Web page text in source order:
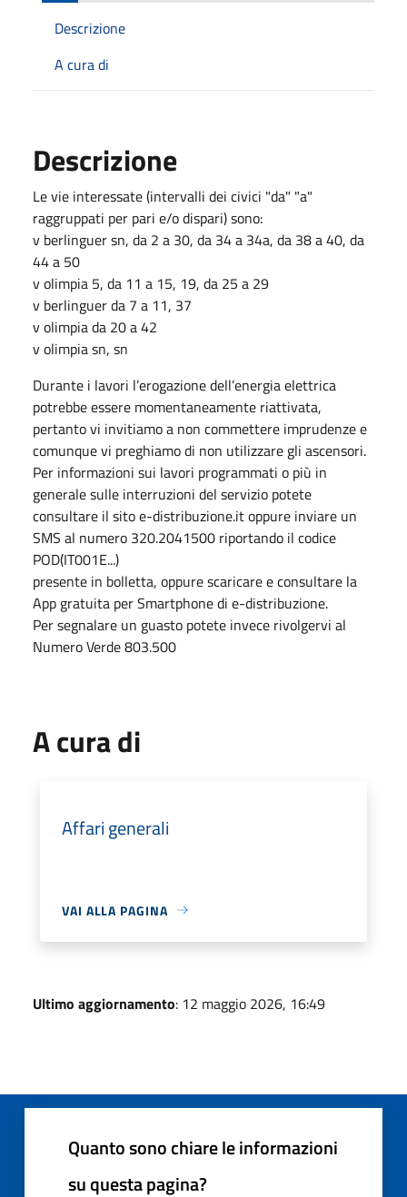
Descrizione
A cura di
Descrizione
Le vie interessate (intervalli dei civici "da" "a"
raggruppati per pari e/o dispari) sono:
v berlinguer sn, da 2 a 30, da 34 a 34a, da 38 a 40, da
44 a 50
v olimpia 5, da 11 a 15, 19, da 25 a 29
v berlinguer da 7 a 11, 37
v olimpia da 20 a 42
v olimpia sn, sn
Durante i lavori l’erogazione dell’energia elettrica
potrebbe essere momentaneamente riattivata,
pertanto vi invitiamo a non commettere imprudenze e
comunque vi preghiamo di non utilizzare gli ascensori.
Per informazioni sui lavori programmati o più in
generale sulle interruzioni del servizio potete
consultare il sito e-distribuzione.it oppure inviare un
SMS al numero 320.2041500 riportando il codice
POD(IT001E...)
presente in bolletta, oppure scaricare e consultare la
App gratuita per Smartphone di e-distribuzione.
Per segnalare un guasto potete invece rivolgervi al
Numero Verde 803.500
A cura di
Affari generali
VAI ALLA PAGINA
Ultimo aggiornamento: 12 maggio 2026, 16:49
Quanto sono chiare le informazioni
su questa pagina?